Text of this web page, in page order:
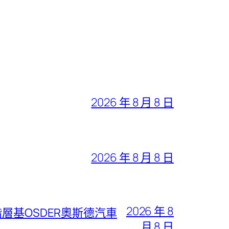
2026 年 8 月 8 日
2026 年 8 月 8 日
基OSDER奧斯德汽車
2026 年 8